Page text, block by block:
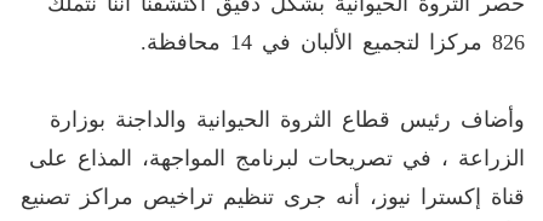
826 مركزا لتجميع الألبان في 14 محافظة.
وأضاف رئيس قطاع الثروة الحيوانية والداجنة بوزارة
الزراعة ، في تصريحات لبرنامج المواجهة، المذاع على
قناة إكسترا نيوز، أنه جرى تنظيم تراخيص مراكز تصنيع